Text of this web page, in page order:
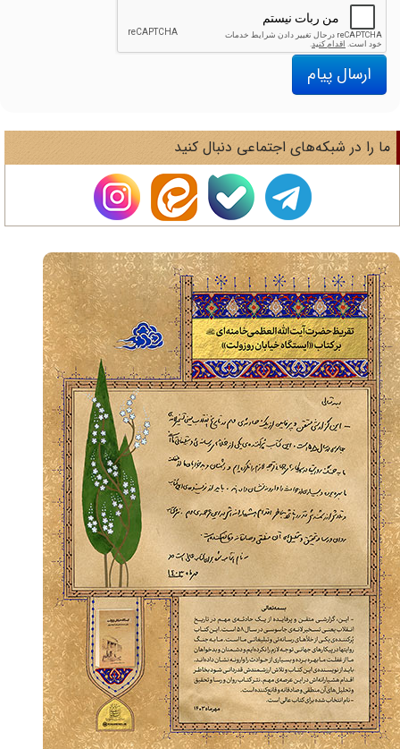
ارسال پیام
را در شبکه‌های اجتماعی دنبال کنید